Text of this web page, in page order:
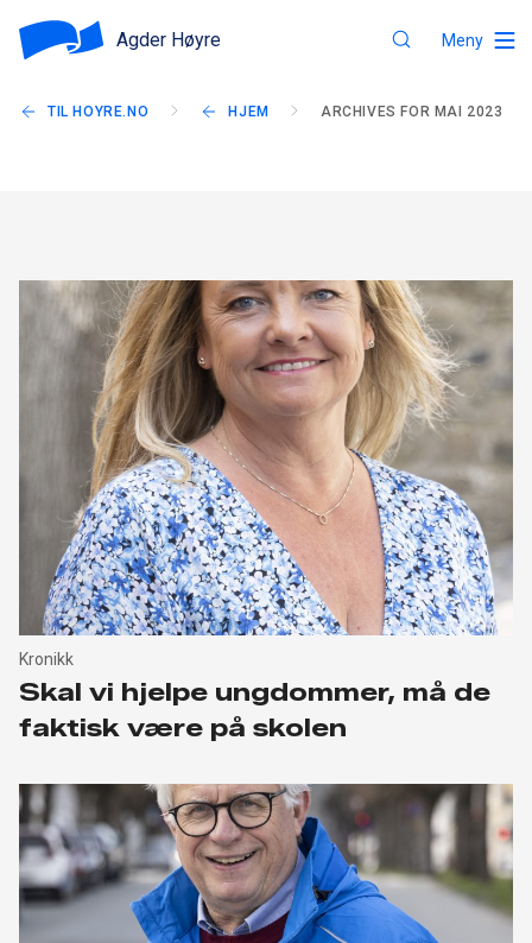
Agder Høyre Meny
TIL HOYRE.NO HJEM ARCHIVES FOR MAI 2023
Kronikk
Skal vi hjelpe ungdommer, må de
faktisk være på skolen